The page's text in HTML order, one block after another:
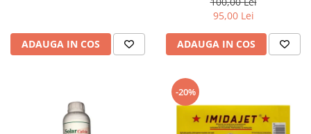
ADAUGA IN COS
95,00 Lei
ADAUGA IN COS
-20%